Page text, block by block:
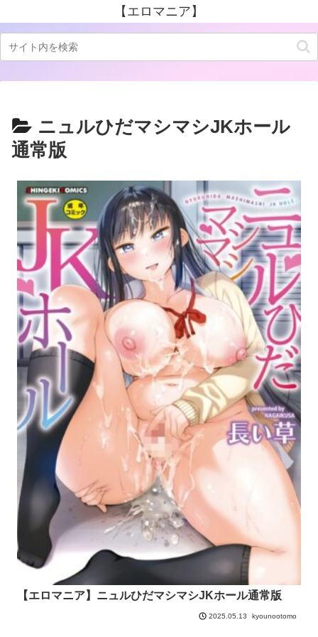
【エロマニア】
ニュルひだマシマシJKホール
通常版
【エロマニア】ニュルひだマシマシJKホール通常版
2025.05.13 kyounootomo